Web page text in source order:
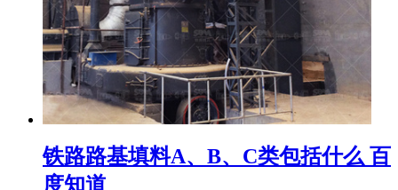
铁路路基填料A、B、C类包括什么 百
度知道